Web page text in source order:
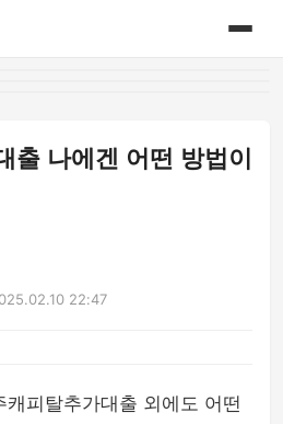
출 나에겐 어떤 방법이
22:47
피탈추가대출 외에도 어떤